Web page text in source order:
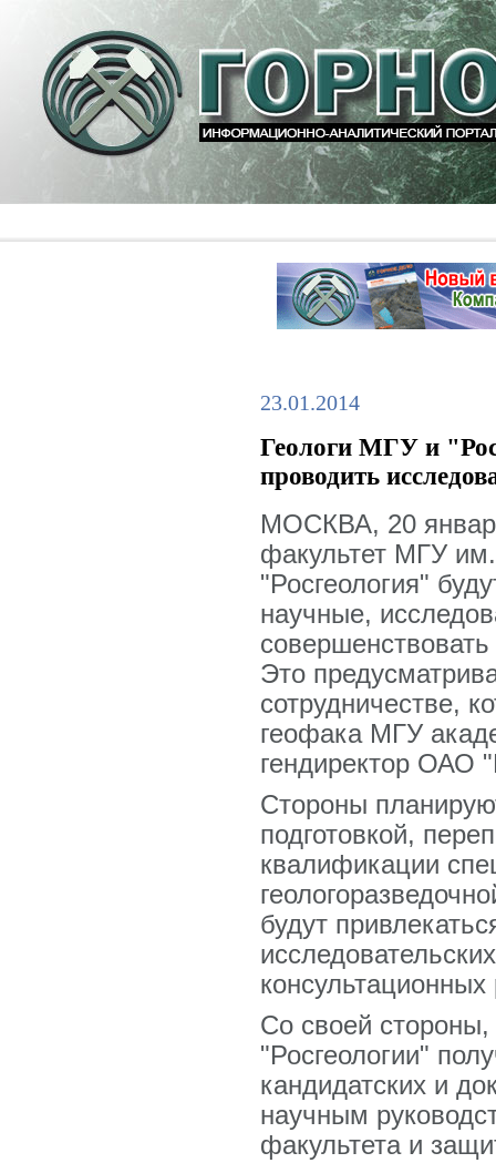
23.01.2014
Геологи МГУ и
проводить
МОСКВА, 20
факультет МГУ
"Росгеология"
научные,
Это
сотрудничестве,
геофака МГУ
гендиректор ОАО
Стороны
подготовкой,
квалификации
будут
консультационных
Со своей стороны,
"Росгеологии"
кандидатских и
научным
факультета и